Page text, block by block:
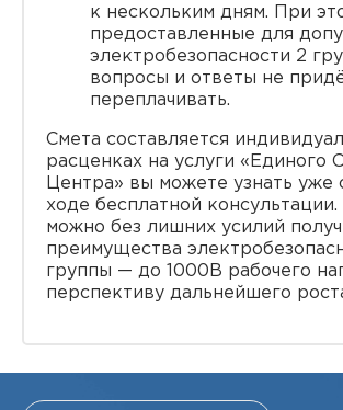
к нескольким дням. При
предоставленные для
электробезопасности 2
вопросы и ответы не
переплачивать.
Смета составляется
расценках на услуги «Единого
Центра» вы можете узнать уже
ходе бесплатной
можно без лишних усилий
преимущества
группы — до 1000В рабочего
перспективу дальнейшего